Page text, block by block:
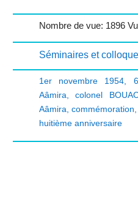
Nombre de vue: 1896
Séminaires et
1er novembre 1954
Aâmira ,colonel
Aâmira commémoration
huitième anniversaire